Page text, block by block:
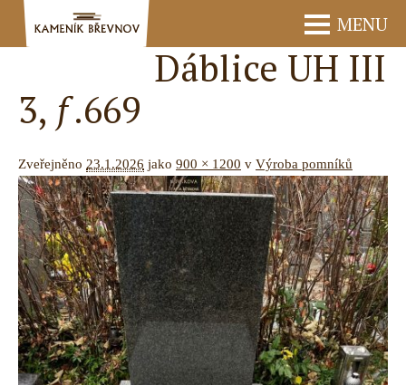
MENU
Dáblice UH III
3, ƒ.669
Zveřejněno 23.1.2026 jako 900 × 1200 v Výroba pomníků